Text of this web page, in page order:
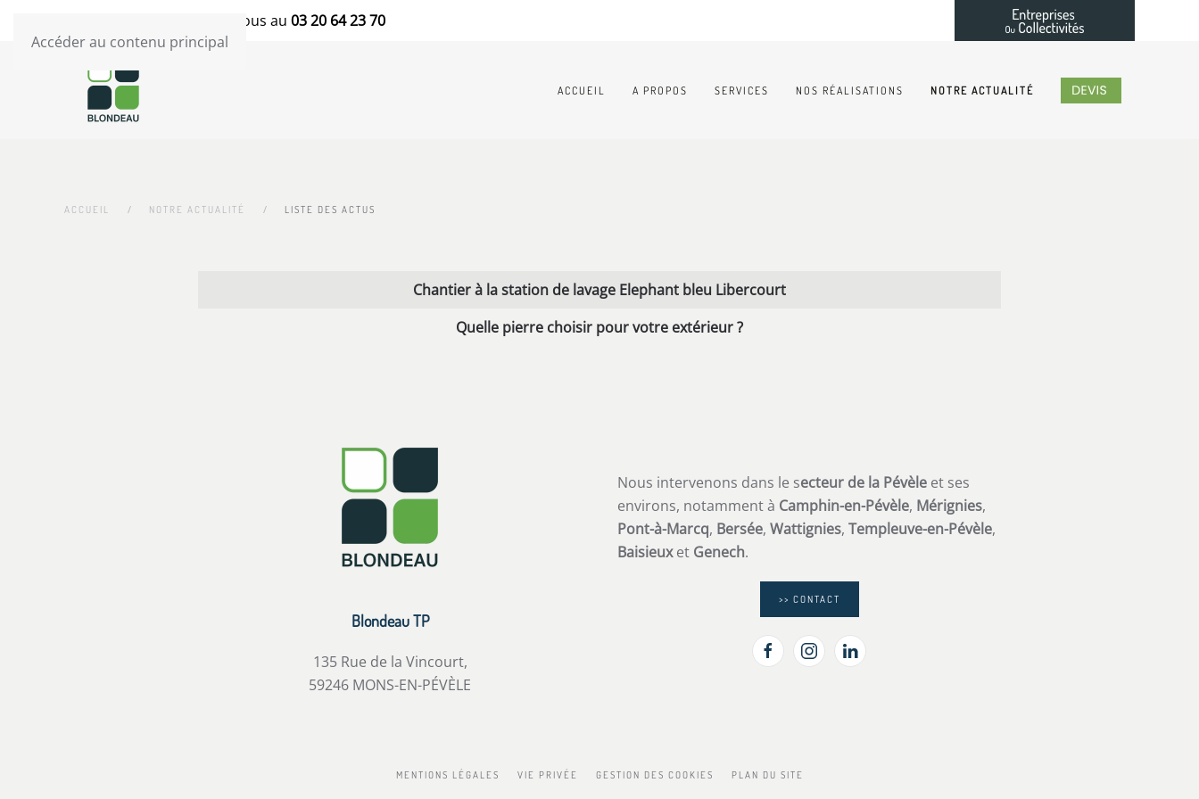
Accéder au contenu principal
- Contactez-nous au 03 20 64 23 70
ACCUEIL A PROPOS SERVICES NOS RÉALISATIONS NOTRE ACTUALITÉ
ACCUEIL NOTRE ACTUALITÉ LISTE DES ACTUS
Chantier à la station de lavage Elephant bleu Libercourt
Quelle pierre choisir pour votre extérieur ?
Blondeau TP
135 Rue de la Vincourt,
59246 MONS-EN-PÉVÈLE
Nous intervenons dans le secteur de la Pévèle et ses
environs, notamment à Camphin-en-Pévèle, Mérignies,
Pont-à-Marcq, Bersée, Wattignies, Templeuve-en-Pévèle,
Baisieuxet Genech.
>> CONTACT
MENTIONS LÉGALES VIE PRIVÉE GESTION DES COOKIES PLAN DU SITE